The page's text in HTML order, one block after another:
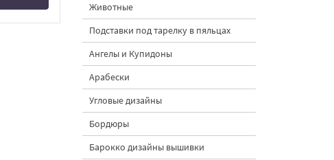
Животные
Подставки под тарелку в пяльцах
Ангелы и Купидоны
Арабески
Угловые дизайны
Бордюры
Барокко дизайны вышивки